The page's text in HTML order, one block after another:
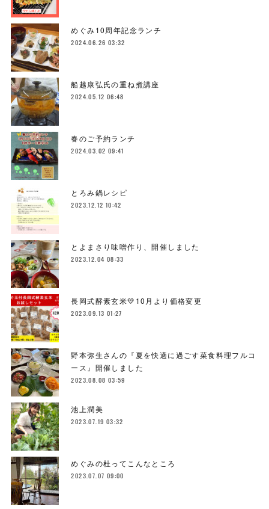
めぐみ10周年記念ランチ
2024.06.26 03:32
船越康弘氏の重ね煮講座
2024.05.12 06:48
春のご予約ランチ
2024.03.02 09:41
とろみ鍋レシピ
2023.12.12 10:42
とよまさり味噌作り、開催しました
2023.12.04 08:33
長岡式酵素玄米💛10月より価格変更
2023.09.13 01:27
野本弥生さんの『夏を快適に過ごす菜食料理フルコ
ース』開催しました
2023.08.08 03:59
池上潤美
2023.07.19 03:32
めぐみの杜ってこんなところ
2023.07.07 09:00